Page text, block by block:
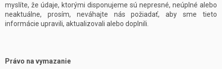
myslíte, že údaje, ktorými disponujeme sú nepresné, neúplné alebo
neaktuálne, prosím, neváhajte nás požiadať, aby sme tieto
informácie upravili, aktualizovali alebo doplnili.
Právo na vymazanie